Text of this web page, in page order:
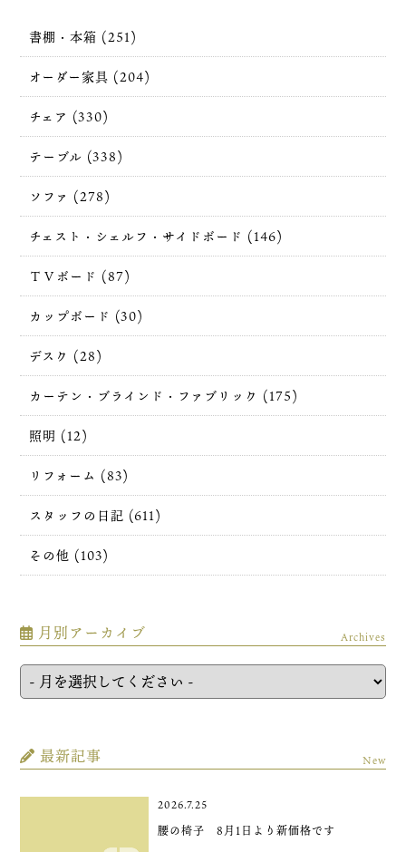
書棚・本箱 (251)
オーダー家具 (204)
チェア (330)
テーブル (338)
ソファ (278)
チェスト・シェルフ・サイドボード (146)
ＴＶボード (87)
カップボード (30)
デスク (28)
カーテン・ブラインド・ファブリック (175)
照明 (12)
リフォーム (83)
スタッフの日記 (611)
その他 (103)
月別アーカイブ Archives
最新記事 New
2026.7.25
腰の椅子 8月1日より新価格です